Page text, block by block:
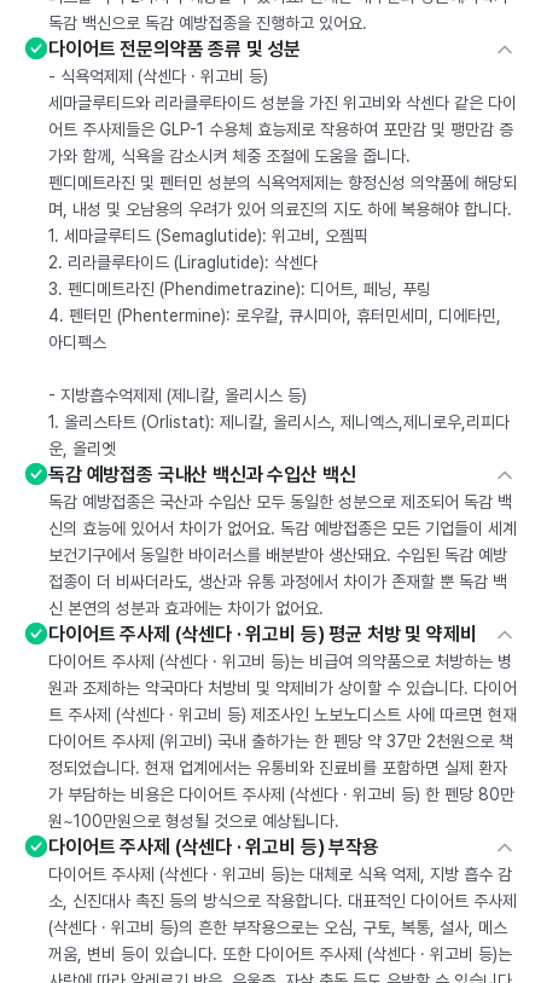
독감 백신으로 독감 예방접종을 진행하고 있어요.
다이어트 전문의약품 종류 및 성분
- 식욕억제제 (삭센다 · 위고비 등)
세마글루티드와 리라클루타이드 성분을 가진 위고비와 삭센다 같은 다이
어트 주사제들은 GLP-1 수용체 효능제로 작용하여 포만감 및 팽만감 증
가와 함께, 식욕을 감소시켜 체중 조절에 도움을 줍니다.
펜디메트라진 및 펜터민 성분의 식욕억제제는 향정신성 의약품에 해당되
며, 내성 및 오남용의 우려가 있어 의료진의 지도 하에 복용해야 합니다.
1. 세마글루티드 (Semaglutide): 위고비, 오젬픽
2. 리라클루타이드 (Liraglutide): 삭센다
3. 펜디메트라진 (Phendimetrazine): 디어트, 페닝, 푸링
4. 펜터민 (Phentermine): 로우칼, 큐시미아, 휴터민세미, 디에타민,
아디펙스
- 지방흡수억제제 (제니칼, 올리시스 등)
1. 올리스타트 (Orlistat): 제니칼, 올리시스, 제니엑스,제니로우,리피다
운, 올리엣
독감 예방접종 국내산 백신과 수입산 백신
독감 예방접종은 국산과 수입산 모두 동일한 성분으로 제조되어 독감 백
신의 효능에 있어서 차이가 없어요. 독감 예방접종은 모든 기업들이 세계
보건기구에서 동일한 바이러스를 배분받아 생산돼요. 수입된 독감 예방
접종이 더 비싸더라도, 생산과 유통 과정에서 차이가 존재할 뿐 독감 백
신 본연의 성분과 효과에는 차이가 없어요.
다이어트 주사제 (삭센다 · 위고비 등) 평균 처방 및 약제비
다이어트 주사제 (삭센다 · 위고비 등)는 비급여 의약품으로 처방하는 병
원과 조제하는 약국마다 처방비 및 약제비가 상이할 수 있습니다. 다이어
트 주사제 (삭센다 · 위고비 등) 제조사인 노보노디스트 사에 따르면 현재
다이어트 주사제 (위고비) 국내 출하가는 한 펜당 약 37만 2천원으로 책
정되었습니다. 현재 업계에서는 유통비와 진료비를 포함하면 실제 환자
가 부담하는 비용은 다이어트 주사제 (삭센다 · 위고비 등) 한 펜당 80만
원~100만원으로 형성될 것으로 예상됩니다.
다이어트 주사제 (삭센다 · 위고비 등) 부작용
다이어트 주사제 (삭센다 · 위고비 등)는 대체로 식욕 억제, 지방 흡수 감
소, 신진대사 촉진 등의 방식으로 작용합니다. 대표적인 다이어트 주사제
(삭센다 · 위고비 등)의 흔한 부작용으로는 오심, 구토, 복통, 설사, 메스
꺼움, 변비 등이 있습니다. 또한 다이어트 주사제 (삭센다 · 위고비 등)는